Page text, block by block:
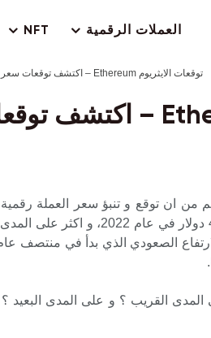
العملات الرقمية NFT
توقعات الايثريوم Ethereum – اكتشف توقعات سعر ETH لهذه السنة وما بعدها
من ان توقع و تنبؤ سعر العملة رقمية
المدى القريب ؟ و على المدى